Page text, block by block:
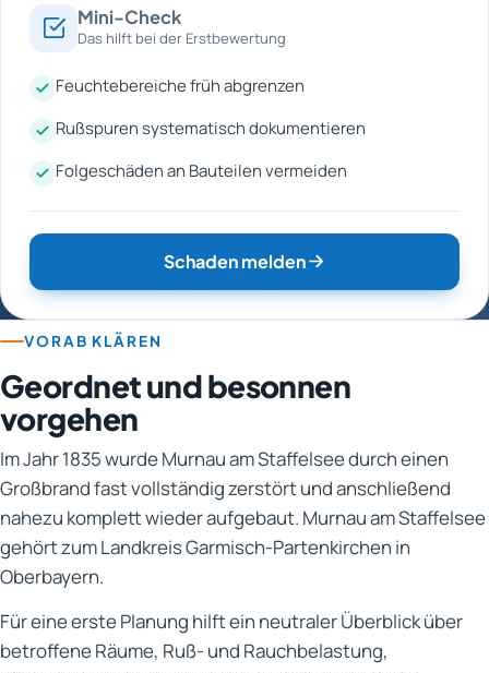
Mini-Check
Das hilft bei der Erstbewertung
Feuchtebereiche früh abgrenzen
Rußspuren systematisch dokumentieren
Folgeschäden an Bauteilen vermeiden
Schaden melden
VORAB KLÄREN
Geordnet und besonnen
vorgehen
Im Jahr 1835 wurde Murnau am Staffelsee durch einen
Großbrand fast vollständig zerstört und anschließend
nahezu komplett wieder aufgebaut. Murnau am Staffelsee
gehört zum Landkreis Garmisch-Partenkirchen in
Oberbayern.
Für eine erste Planung hilft ein neutraler Überblick über
betroffene Räume, Ruß- und Rauchbelastung,